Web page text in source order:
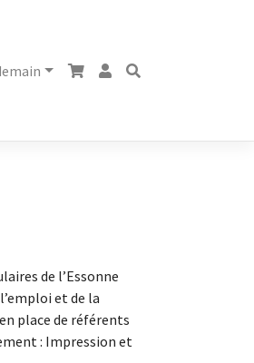
de l’Essonne
et de la
place de référents
: Impression et